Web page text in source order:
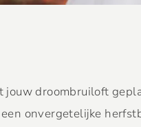
jouw droombruiloft
onvergetelijke